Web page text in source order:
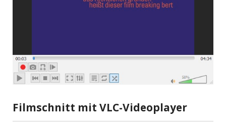
Filmschnitt mit VLC-Videoplayer